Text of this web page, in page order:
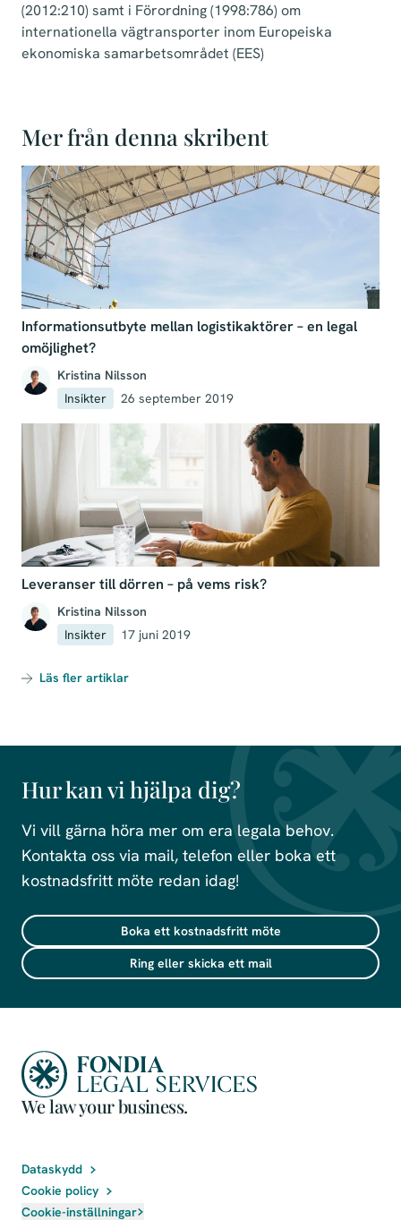
(2012:210) samt i Förordning (1998:786) om
internationella vägtransporter inom Europeiska
ekonomiska samarbetsområdet (EES)
Mer från denna skribent
Informationsutbyte mellan logistikaktörer – en legal
omöjlighet?
Kristina Nilsson
Insikter
26 september 2019
Leveranser till dörren – på vems risk?
Kristina Nilsson
Insikter
17 juni 2019
Läs fler artiklar
Hur kan vi hjälpa dig?
Vi vill gärna höra mer om era legala behov.
Kontakta oss via mail, telefon eller boka ett
kostnadsfritt möte redan idag!
Boka ett kostnadsfritt möte
Ring eller skicka ett mail
We law your business.
Dataskydd
Cookie policy
Cookie-inställningar